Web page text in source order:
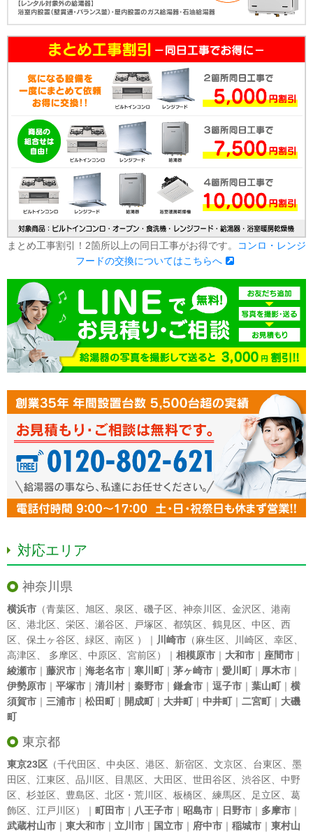
まとめ工事割引！2箇所以上の同日工事がお得です。
コンロ・レンジ
フードの交換についてはこちらへ
対応エリア
神奈川県
横浜市 （青葉区 旭区 泉区 磯子区 神奈川区 金沢区
港南
区
港北区 栄区 瀬谷区 戸塚区 都筑区 鶴見区 中区
西
区
保土ヶ谷区 緑区 南区 ）｜ 川崎市 （麻生区 川崎区 幸区
高津区
多摩区 中原区 宮前区）｜ 相模原市 ｜ 大和市 ｜ 座間市 ｜
綾瀬市 ｜ 藤沢市 ｜ 海老名市 ｜ 寒川町｜ 茅ヶ崎市 ｜ 愛川町｜ 厚木市 ｜
伊勢原市 ｜ 平塚市 ｜ 清川村｜ 秦野市 ｜ 鎌倉市 ｜ 逗子市 ｜ 葉山町｜ 横
須賀市 ｜ 三浦市 ｜ 松田町｜ 開成町｜ 大井町｜ 中井町｜ 二宮町｜ 大磯
町
東京都
東京23区 （千代田区 中央区 港区 新宿区 文京区 台東区
墨
田区
江東区 品川区 目黒区 大田区 世田谷区 渋谷区
中野
区
杉並区 豊島区 北区 ・ 荒川区 板橋区 練馬区 足立区
葛
飾区
江戸川区）｜ 町田市 ｜ 八王子市 ｜ 昭島市 ｜ 日野市 ｜ 多摩市 ｜
武蔵村山市 ｜ 東大和市 ｜ 立川市 ｜ 国立市 ｜ 府中市 ｜ 稲城市 ｜ 東村山